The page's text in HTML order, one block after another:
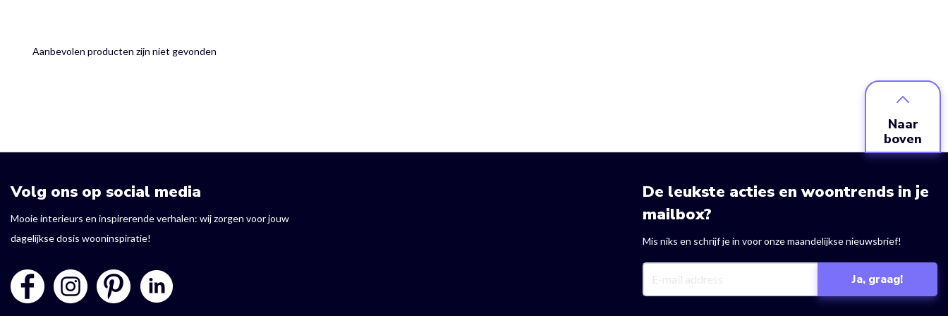
Aanbevolen producten zijn niet gevonden
Naar
boven
Volg ons op social media
Mooie interieurs en inspirerende verhalen: wij zorgen voor jouw
dagelijkse dosis wooninspiratie!
De leukste acties en woontrends in je
mailbox?
Mis niks en schrijf je in voor onze maandelijkse nieuwsbrief!